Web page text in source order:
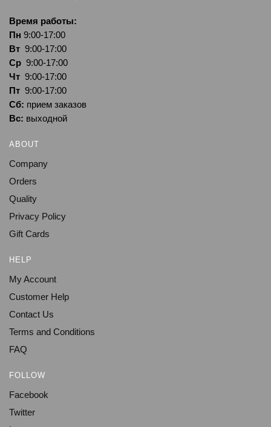
Время работы:
Пн 9:00-17:00
Вт 9:00-17:00
Ср 9:00-17:00
Чт 9:00-17:00
Пт 9:00-17:00
Сб: прием заказов
Вс: выходной
ABOUT
Company
Orders
Quality
Privacy Policy
Gift Cards
HELP
My Account
Customer Help
Contact Us
Terms and Conditions
FAQ
FOLLOW
Facebook
Twitter